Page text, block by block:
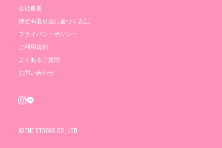
会社概要
特定商取引法に基づく表記
プライバシーポリシー
ご利用規約
よくあるご質問
お問い合わせ
©THE STOCKS CO., LTD